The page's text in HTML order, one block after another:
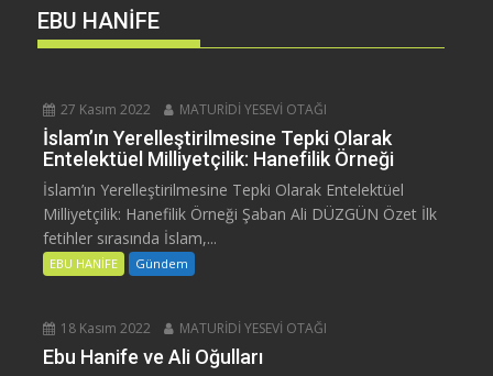
EBU HANİFE
27 Kasım 2022 MATURİDİ YESEVİ OTAĞI
İslam’ın Yerelleştirilmesine Tepki Olarak
Entelektüel Milliyetçilik: Hanefilik Örneği
İslam’ın Yerelleştirilmesine Tepki Olarak Entelektüel
Milliyetçilik: Hanefilik Örneği Şaban Ali DÜZGÜN Özet İlk
fetihler sırasında İslam,...
EBU HANİFE Gündem
18 Kasım 2022 MATURİDİ YESEVİ OTAĞI
Ebu Hanife ve Ali Oğulları